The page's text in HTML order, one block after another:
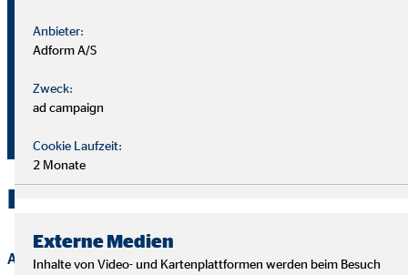
+49 34491 62957
jlindlau@ovb.de
Kontakt zu OVB in Schmölln
Anrede
Anbieter:
Adform A/S
Zweck:
ad campaign
Cookie Laufzeit:
2 Monate
Externe Medien
Inhalte von Video- und Kartenplattformen werden beim Besuch